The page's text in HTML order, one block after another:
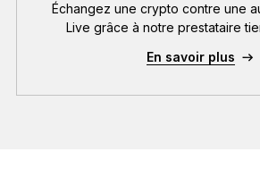
Échangez une crypto contre une
Live grâce à notre prestataire
En savoir plus